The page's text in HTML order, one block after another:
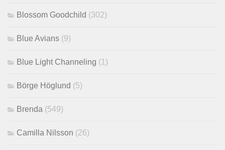
Blossom Goodchild (302)
Blue Avians (9)
Blue Light Channeling (1)
Börge Höglund (5)
Brenda (549)
Camilla Nilsson (26)